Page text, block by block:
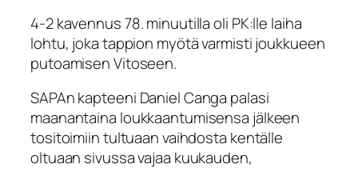
4-2 kavennus 78. minuutilla oli PK:lle laiha
lohtu, joka tappion myötä varmisti joukkueen
putoamisen Vitoseen.
SAPAn kapteeni Daniel Canga palasi
maanantaina loukkaantumisensa jälkeen
tositoimiin tultuaan vaihdosta kentälle
oltuaan sivussa vajaa kuukauden,